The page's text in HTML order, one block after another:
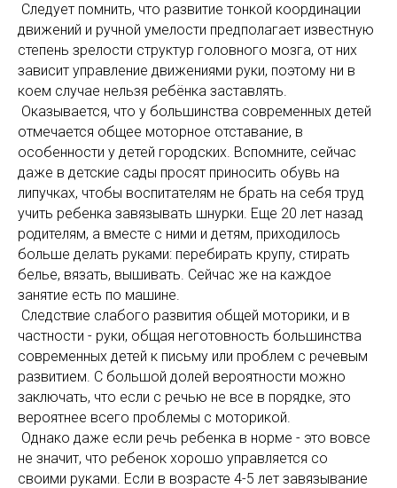
Следует помнить, что развитие тонкой координации
движений и ручной умелости предполагает известную
степень зрелости структур головного мозга, от них
зависит управление движениями руки, поэтому ни в
коем случае нельзя ребёнка заставлять.
Оказывается, что у большинства современных детей
отмечается общее моторное отставание, в
особенности у детей городских. Вспомните, сейчас
даже в детские сады просят приносить обувь на
липучках, чтобы воспитателям не брать на себя труд
учить ребенка завязывать шнурки. Еще 20 лет назад
родителям, а вместе с ними и детям, приходилось
больше делать руками: перебирать крупу, стирать
белье, вязать, вышивать. Сейчас же на каждое
занятие есть по машине.
Следствие слабого развития общей моторики, и в
частности - руки, общая неготовность большинства
современных детей к письму или проблем с речевым
развитием. С большой долей вероятности можно
заключать, что если с речью не все в порядке, это
вероятнее всего проблемы с моторикой.
Однако даже если речь ребенка в норме - это вовсе
не значит, что ребенок хорошо управляется со
своими руками. Если в возрасте 4-5 лет завязывание